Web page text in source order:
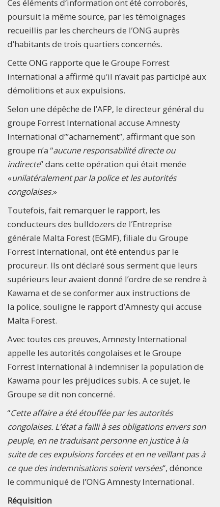
Ces éléments d’information ont été corroborés,
poursuit la même source, par les témoignages
recueillis par les chercheurs de l’ONG auprès
d’habitants de trois quartiers concernés.
Cette ONG rapporte que le Groupe Forrest
international a affirmé qu’il n’avait pas participé aux
démolitions et aux expulsions.
Selon une dépêche de l’AFP, le directeur général du
groupe Forrest International accuse Amnesty
International d’”acharnement”, affirmant que son
groupe n’a “aucune responsabilité directe ou
indirecte” dans cette opération qui était menée
«unilatéralement par la police et les autorités
congolaises.»
Toutefois, fait remarquer le rapport, les
conducteurs des bulldozers de l’Entreprise
générale Malta Forest (EGMF), filiale du Groupe
Forrest International, ont été entendus par le
procureur. Ils ont déclaré sous serment que leurs
supérieurs leur avaient donné l’ordre de se rendre à
Kawama et de se conformer aux instructions de
la police, souligne le rapport d’Amnesty qui accuse
Malta Forest.
Avec toutes ces preuves, Amnesty International
appelle les autorités congolaises et le Groupe
Forrest International à indemniser la population de
Kawama pour les préjudices subis. A ce sujet, le
Groupe se dit non concerné.
“Cette affaire a été étouffée par les autorités
congolaises. L’état a failli à ses obligations envers son
peuple, en ne traduisant personne en justice à la
suite de ces expulsions forcées et en ne veillant pas à
ce que des indemnisations soient versées“, dénonce
le communiqué de l’ONG Amnesty International.​
Réquisition